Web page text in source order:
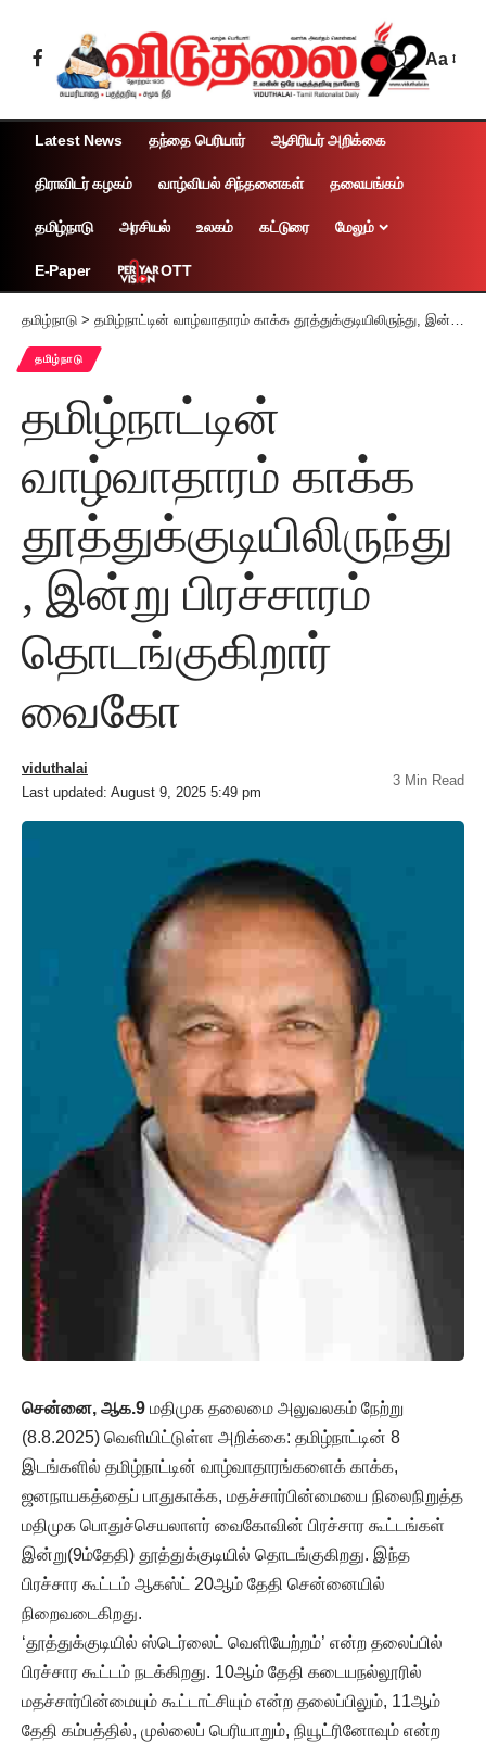
Aa
Latest News தந்தை பெரியார் ஆசிரியர் அறிக்கை
திராவிடர் கழகம் வாழ்வியல் சிந்தனைகள் தலையங்கம்
தமிழ்நாடு அரசியல் உலகம் கட்டுரை மேலும்
E-Paper OTT
தமிழ்நாடு > தமிழ்நாட்டின் வாழ்வாதாரம் காக்க தூத்துக்குடியிலிருந்து, இன்று பிரச்சாரம் தொடங்குகிறார் வைகோ
தமிழ்நாடு
தமிழ்நாட்டின்
வாழ்வாதாரம் காக்க
தூத்துக்குடியிலிருந்து
, இன்று பிரச்சாரம்
தொடங்குகிறார்
வைகோ
Last updated: August 9, 2025 5:49 pm
viduthalai
3 Min Read
சென்னை, ஆக.9 மதிமுக தலைமை அலுவலகம் நேற்று
(8.8.2025) வெளியிட்டுள்ள அறிக்கை: தமிழ்நாட்டின் 8
இடங்களில் தமிழ்நாட்டின் வாழ்வாதாரங்களைக் காக்க,
ஜனநாயகத்தைப் பாதுகாக்க, மதச்சார்பின்மையை நிலைநிறுத்த
மதிமுக பொதுச்செயலாளர் வைகோவின் பிரச்சார கூட்டங்கள்
இன்று(9ம்தேதி) தூத்துக்குடியில் தொடங்குகிறது. இந்த
பிரச்சார கூட்டம் ஆகஸ்ட் 20ஆம் தேதி சென்னையில்
நிறைவடைகிறது.
‘தூத்துக்குடியில் ஸ்டெர்லைட் வெளியேற்றம்’ என்ற தலைப்பில்
பிரச்சார கூட்டம் நடக்கிறது. 10ஆம் தேதி கடையநல்லூரில்
மதச்சார்பின்மையும் கூட்டாட்சியும் என்ற தலைப்பிலும், 11ஆம்
தேதி கம்பத்தில், முல்லைப் பெரியாறும், நியூட்ரினோவும் என்ற